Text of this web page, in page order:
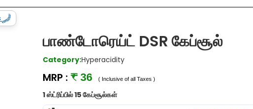
பாண்டோரெய்ட் DSR கேப்சூல்
Category:Hyperacidity
MRP :₹ 36( Inclusive of all Taxes )
1 ஸ்ட்ரிப்பில் 15 கேப்சூல்கள்